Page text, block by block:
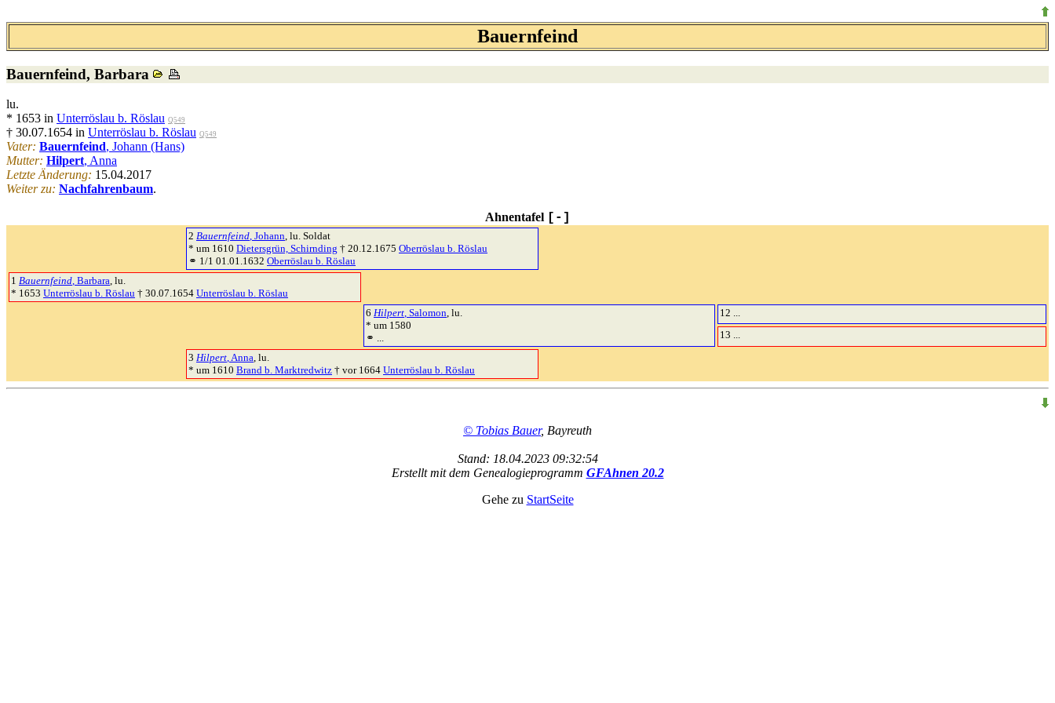
Bauernfeind
Bauernfeind, Barbara
lu.
* 1653 in Unterröslau b. Röslau Q549
† 30.07.1654 in Unterröslau b. Röslau Q549
Vater: Bauernfeind, Johann (Hans)
Mutter: Hilpert, Anna
Letzte Änderung: 15.04.2017
Weiter zu: Nachfahrenbaum.
Ahnentafel [-]
2 Bauernfeind, Johann, lu. Soldat
* um 1610 Dietersgrün, Schirnding † 20.12.1675 Oberröslau b. Röslau
⚭ 1/1 01.01.1632 Oberröslau b. Röslau
1 Bauernfeind, Barbara, lu.
* 1653 Unterröslau b. Röslau † 30.07.1654 Unterröslau b. Röslau
6 Hilpert, Salomon, lu.
* um 1580
⚭ ...
12 ...
13 ...
3 Hilpert, Anna, lu.
* um 1610 Brand b. Marktredwitz † vor 1664 Unterröslau b. Röslau
© Tobias Bauer, Bayreuth
Stand: 18.04.2023 09:32:54
Erstellt mit dem Genealogieprogramm GFAhnen 20.2
Gehe zu StartSeite